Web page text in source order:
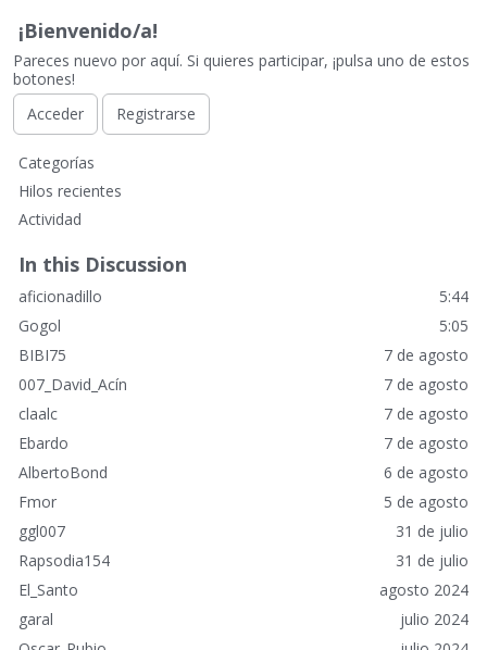
¡Bienvenido/a!
Pareces nuevo por aquí. Si quieres participar, ¡pulsa uno de estos
botones!
Acceder
Registrarse
E
n
a
c
e
s
r
á
p
d
o
s
Categorías
Hilos recientes
Actividad
In this Discussion
5:44
aficionadillo
5:05
Gogol
7 de agosto
BIBI75
7 de agosto
007_David_Acín
7 de agosto
claalc
7 de agosto
Ebardo
6 de agosto
AlbertoBond
5 de agosto
Fmor
31 de julio
ggl007
31 de julio
Rapsodia154
agosto 2024
El_Santo
julio 2024
garal